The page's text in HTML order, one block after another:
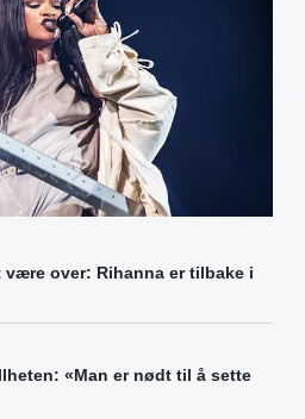
over: Rihanna er tilbake i
«Man er nødt til å sette